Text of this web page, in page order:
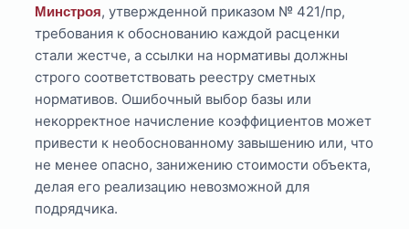
Минстроя, утвержденной приказом № 421/пр,
требования к обоснованию каждой расценки
стали жестче, а ссылки на нормативы должны
строго соответствовать реестру сметных
нормативов. Ошибочный выбор базы или
некорректное начисление коэффициентов может
привести к необоснованному завышению или, что
не менее опасно, занижению стоимости объекта,
делая его реализацию невозможной для
подрядчика.